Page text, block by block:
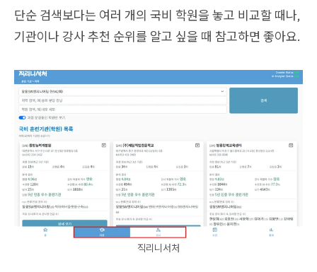
단순 검색보다는 여러 개의 국비 학원을 놓고 비교할 때나,
기관이나 강사 추천 순위를 알고 싶을 때 참고하면 좋아요.
직리니서처